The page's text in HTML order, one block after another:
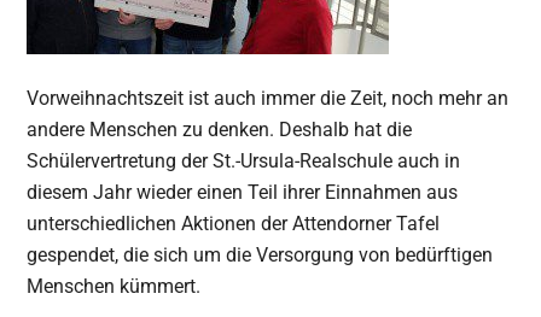
Vorweihnachtszeit ist auch immer die Zeit, noch mehr an
andere Menschen zu denken. Deshalb hat die
Schülervertretung der St.-Ursula-Realschule auch in
diesem Jahr wieder einen Teil ihrer Einnahmen aus
unterschiedlichen Aktionen der Attendorner Tafel
gespendet, die sich um die Versorgung von bedürftigen
Menschen kümmert.